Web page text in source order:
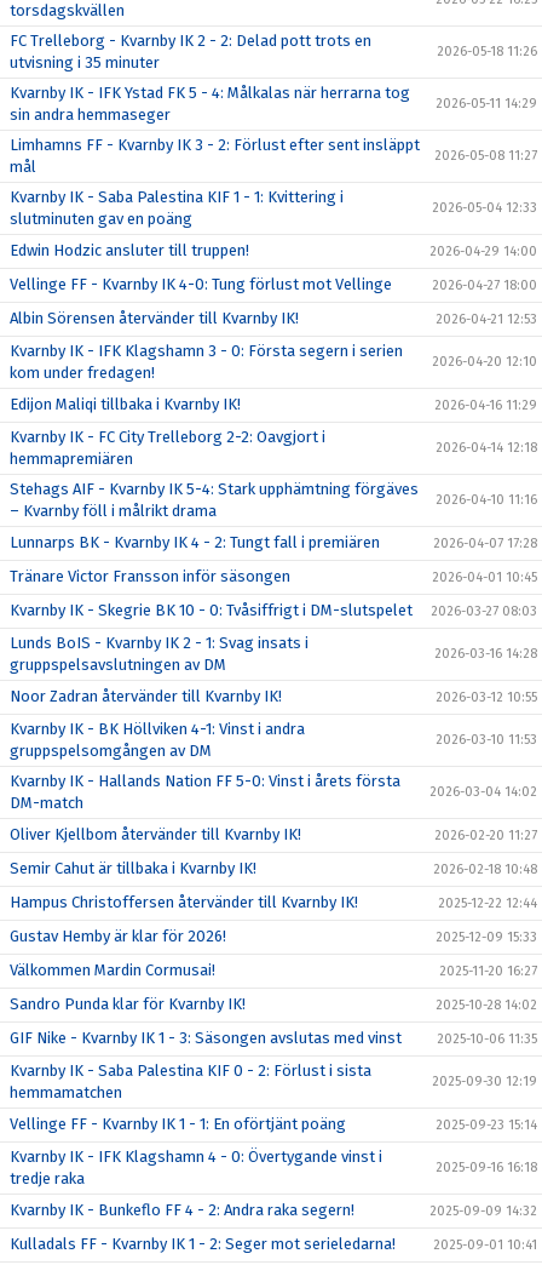
torsdagskvällen
FC Trelleborg - Kvarnby IK 2 - 2: Delad pott trots en
utvisning i 35 minuter
2026-05-18 11:26
Kvarnby IK - IFK Ystad FK 5 - 4: Målkalas när herrarna tog
sin andra hemmaseger
2026-05-11 14:29
Limhamns FF - Kvarnby IK 3 - 2: Förlust efter sent insläppt
mål
2026-05-08 11:27
Kvarnby IK - Saba Palestina KIF 1 - 1: Kvittering i
slutminuten gav en poäng
2026-05-04 12:33
Edwin Hodzic ansluter till truppen! 2026-04-29 14:00
Vellinge FF - Kvarnby IK 4-0: Tung förlust mot Vellinge 2026-04-27 18:00
Albin Sörensen återvänder till Kvarnby IK! 2026-04-21 12:53
Kvarnby IK - IFK Klagshamn 3 - 0: Första segern i serien
kom under fredagen!
2026-04-20 12:10
Edijon Maliqi tillbaka i Kvarnby IK! 2026-04-16 11:29
Kvarnby IK - FC City Trelleborg 2-2: Oavgjort i
hemmapremiären
2026-04-14 12:18
Stehags AIF - Kvarnby IK 5-4: Stark upphämtning förgäves
– Kvarnby föll i målrikt drama
2026-04-10 11:16
Lunnarps BK - Kvarnby IK 4 - 2: Tungt fall i premiären 2026-04-07 17:28
Tränare Victor Fransson inför säsongen 2026-04-01 10:45
Kvarnby IK - Skegrie BK 10 - 0: Tvåsiffrigt i DM-slutspelet 2026-03-27 08:03
Lunds BoIS - Kvarnby IK 2 - 1: Svag insats i
gruppspelsavslutningen av DM
2026-03-16 14:28
Noor Zadran återvänder till Kvarnby IK! 2026-03-12 10:55
Kvarnby IK - BK Höllviken 4-1: Vinst i andra
gruppspelsomgången av DM
2026-03-10 11:53
Kvarnby IK - Hallands Nation FF 5-0: Vinst i årets första
DM-match
2026-03-04 14:02
Oliver Kjellbom återvänder till Kvarnby IK! 2026-02-20 11:27
Semir Cahut är tillbaka i Kvarnby IK! 2026-02-18 10:48
Hampus Christoffersen återvänder till Kvarnby IK! 2025-12-22 12:44
Gustav Hemby är klar för 2026! 2025-12-09 15:33
Välkommen Mardin Cormusai! 2025-11-20 16:27
Sandro Punda klar för Kvarnby IK! 2025-10-28 14:02
GIF Nike - Kvarnby IK 1 - 3: Säsongen avslutas med vinst 2025-10-06 11:35
Kvarnby IK - Saba Palestina KIF 0 - 2: Förlust i sista
hemmamatchen
2025-09-30 12:19
Vellinge FF - Kvarnby IK 1 - 1: En oförtjänt poäng 2025-09-23 15:14
Kvarnby IK - IFK Klagshamn 4 - 0: Övertygande vinst i
tredje raka
2025-09-16 16:18
Kvarnby IK - Bunkeflo FF 4 - 2: Andra raka segern! 2025-09-09 14:32
Kulladals FF - Kvarnby IK 1 - 2: Seger mot serieledarna! 2025-09-01 10:41